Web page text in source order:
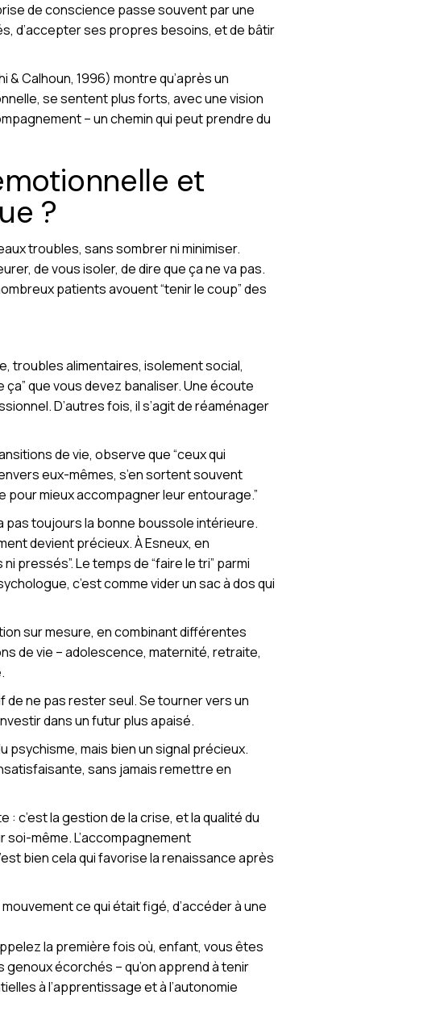
de conscience passe souvent par une
d’accepter ses propres besoins, et de bâtir
Calhoun, 1996) montre qu’après un
se sentent plus forts, avec une vision
– un chemin qui peut prendre du
et
?
troubles, sans sombrer ni minimiser.
de vous isoler, de dire que ça ne va pas.
patients avouent “tenir le coup” des
troubles alimentaires, isolement social,
que vous devez banaliser. Une écoute
D’autres fois, il s’agit de réaménager
de vie, observe que “ceux qui
eux-mêmes, s’en sortent souvent
mieux accompagner leur entourage.”
pas toujours la bonne boussole intérieure.
devient précieux. À Esneux, en
pressés”. Le temps de “faire le tri” parmi
c’est comme vider un sac à dos qui
sur mesure, en combinant différentes
de vie – adolescence, maternité, retraite,
ne pas rester seul. Se tourner vers un
dans un futur plus apaisé.
psychisme, mais bien un signal précieux.
sans jamais remettre en
c’est la gestion de la crise, et la qualité du
même. L’accompagnement
bien cela qui favorise la renaissance après
ce qui était figé, d’accéder à une
la première fois où, enfant, vous êtes
genoux écorchés – qu’on apprend à tenir
à l’apprentissage et à l’autonomie